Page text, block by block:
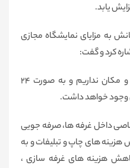
یابد.
به مزایای نمایشگاه مجازی
کرد و گفت:
در این نمایشگاه محدودیت زمان و مکان نداریم و به صورت 24
وجود خواهد داشت.
داخل غرفه ها، صرفه جویی
هزینه های چاپ و تبلیفات و به
هزینه های غرفه سازی ،